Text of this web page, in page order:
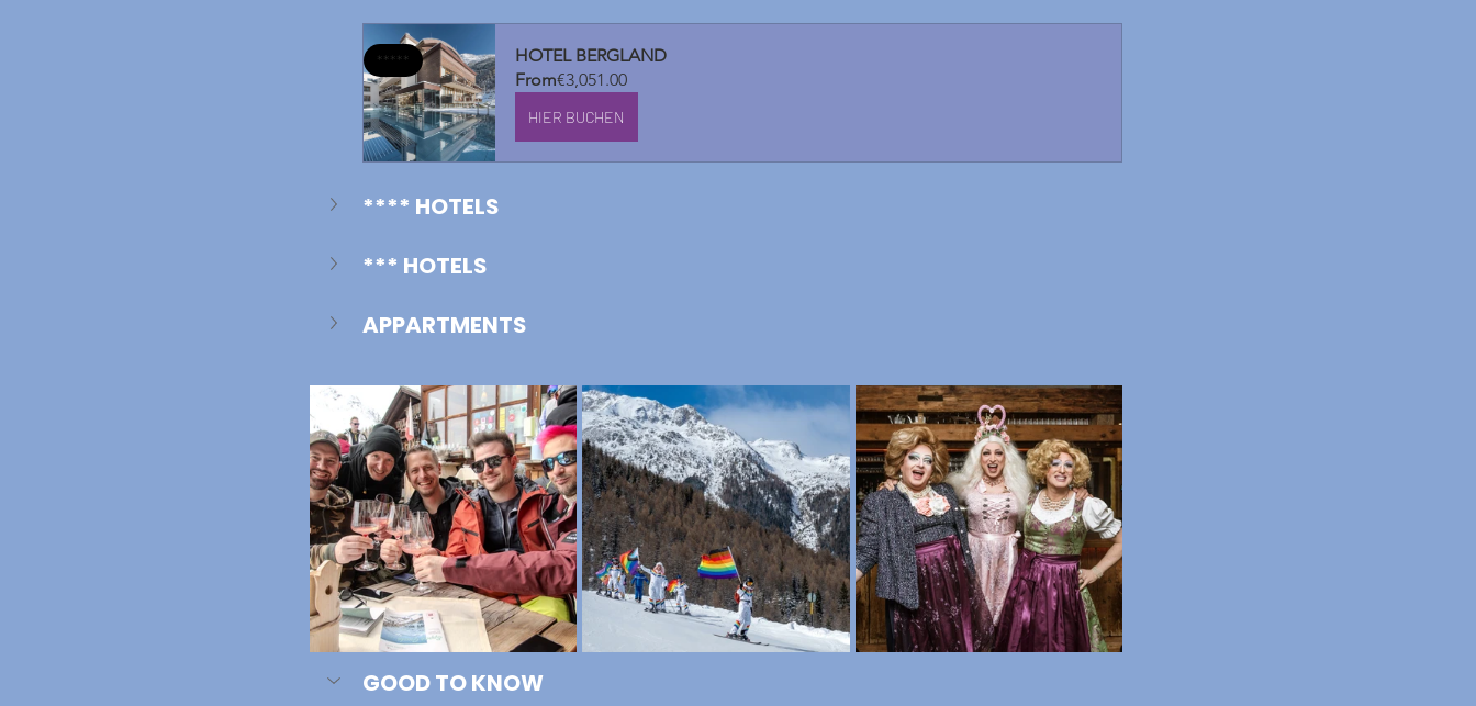
*****
HOTEL BERGLAND
From€3,051.00
HIER BUCHEN
**** HOTELS
*** HOTELS
APPARTMENTS
GOOD TO KNOW